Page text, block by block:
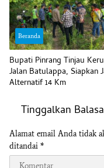
Beranda
Bupati Pinrang Tinjau
Jalan Batulappa, Siapkan
Alternatif 14 Km
Tinggalkan
Alamat email Anda tidak
ditandai *